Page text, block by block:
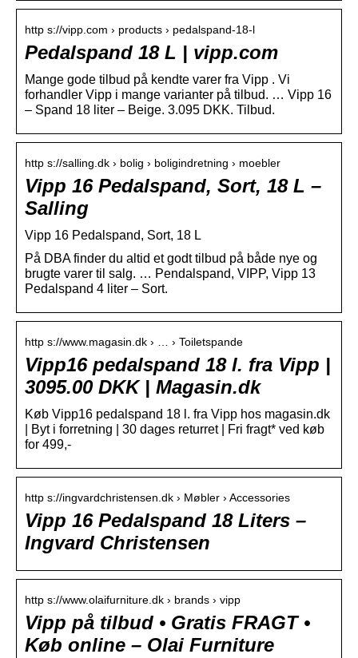
http s://vipp.com › products › pedalspand-18-l
Pedalspand 18 L | vipp.com
Mange gode tilbud på kendte varer fra Vipp . Vi
forhandler Vipp i mange varianter på tilbud. … Vipp 16
– Spand 18 liter – Beige. 3.095 DKK. Tilbud.
http s://salling.dk › bolig › boligindretning › moebler
Vipp 16 Pedalspand, Sort, 18 L –
Salling
Vipp 16 Pedalspand, Sort, 18 L
På DBA finder du altid et godt tilbud på både nye og
brugte varer til salg. … Pendalspand, VIPP, Vipp 13
Pedalspand 4 liter – Sort.
http s://www.magasin.dk › … › Toiletspande
Vipp16 pedalspand 18 l. fra Vipp |
3095.00 DKK | Magasin.dk
Køb Vipp16 pedalspand 18 l. fra Vipp hos magasin.dk
| Byt i forretning | 30 dages returret | Fri fragt* ved køb
for 499,-
http s://ingvardchristensen.dk › Møbler › Accessories
Vipp 16 Pedalspand 18 Liters –
Ingvard Christensen
http s://www.olaifurniture.dk › brands › vipp
Vipp på tilbud • Gratis FRAGT •
Køb online – Olai Furniture